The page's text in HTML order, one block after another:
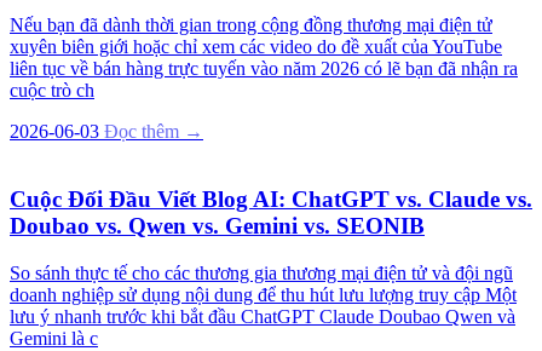
Nếu bạn đã dành thời gian trong cộng đồng thương mại điện tử
xuyên biên giới hoặc chỉ xem các video do đề xuất của YouTube
liên tục về bán hàng trực tuyến vào năm 2026 có lẽ bạn đã nhận ra
cuộc trò ch
2026-06-03 Đọc thêm →
Cuộc Đối Đầu Viết Blog AI: ChatGPT vs. Claude vs.
Doubao vs. Qwen vs. Gemini vs. SEONIB
So sánh thực tế cho các thương gia thương mại điện tử và đội ngũ
doanh nghiệp sử dụng nội dung để thu hút lưu lượng truy cập Một
lưu ý nhanh trước khi bắt đầu ChatGPT Claude Doubao Qwen và
Gemini là c